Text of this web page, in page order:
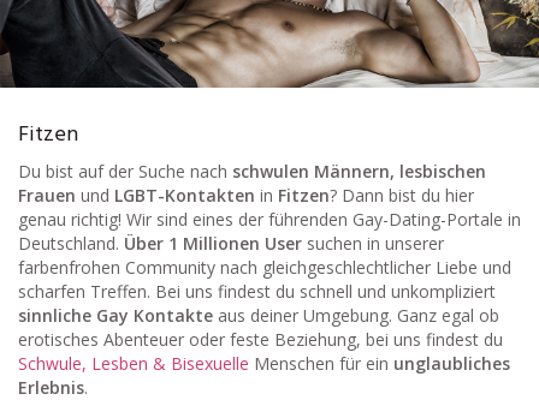
Fitzen
Du bist auf der Suche nach schwulen Männern, lesbischen
Frauen und LGBT-Kontakten in Fitzen? Dann bist du hier
genau richtig! Wir sind eines der führenden Gay-Dating-Portale in
Deutschland. Über 1 Millionen User suchen in unserer
farbenfrohen Community nach gleichgeschlechtlicher Liebe und
scharfen Treffen. Bei uns findest du schnell und unkompliziert
sinnliche Gay Kontakte aus deiner Umgebung. Ganz egal ob
erotisches Abenteuer oder feste Beziehung, bei uns findest du
Schwule, Lesben & Bisexuelle Menschen für ein unglaubliches
Erlebnis.